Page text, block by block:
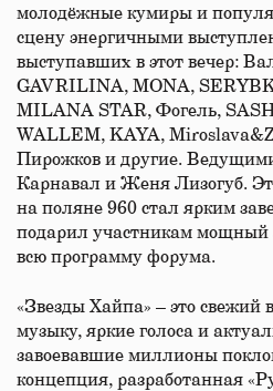
молодёжные кумиры и
сцену энергичными
выступавших в этот вечер:
GAVRILINA, MONA,
МILANA STAR, Фогель,
WALLEM, KAYA,
Пирожков и другие.
Карнавал и Женя Лизогуб.
на поляне 960 стал ярким
подарил участникам мощный
всю программу форума.
«Звезды Хайпа» – это свежий
музыку, яркие голоса и
завоевавшие миллионы
концепция, разработанная